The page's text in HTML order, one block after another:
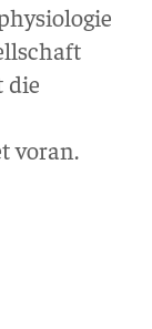
die
voran.